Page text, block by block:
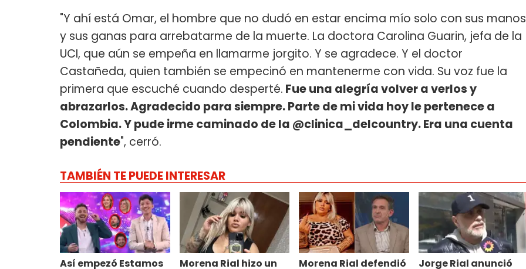
"Y ahí está Omar, el hombre que no dudó en estar encima mío solo con sus manos
y sus ganas para arrebatarme de la muerte. La doctora Carolina Guarin, jefa de la
UCI, que aún se empeña en llamarme jorgito. Y se agradece. Y el doctor
Castañeda, quien también se empecinó en mantenerme con vida. Su voz fue la
primera que escuché cuando desperté. Fue una alegría volver a verlos y
abrazarlos. Agradecido para siempre. Parte de mi vida hoy le pertenece a
Colombia. Y pude irme caminado de la @clinica_delcountry. Era una cuenta
pendiente", cerró.
TAMBIÉN TE PUEDE INTERESAR
Así empezó Estamos Morena Rial hizo un Morena Rial defendió Jorge Rial anunció